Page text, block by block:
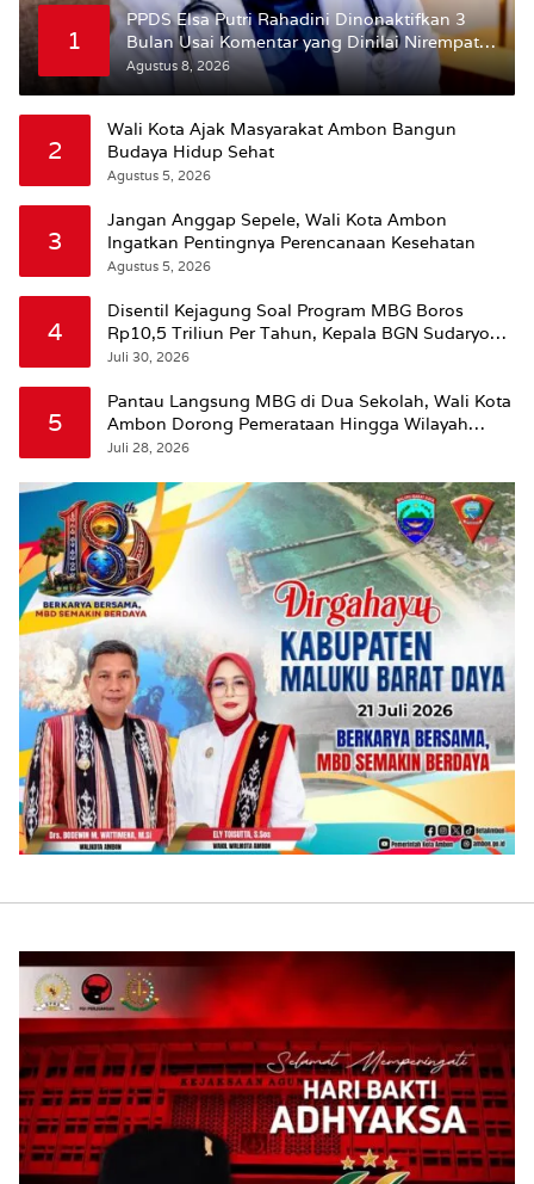
1
PPDS Elsa Putri Rahadini Dinonaktifkan 3
Bulan Usai Komentar yang Dinilai Nirempati
ke Pasien BPJS
Agustus 8, 2026
2
Wali Kota Ajak Masyarakat Ambon Bangun
Budaya Hidup Sehat
Agustus 5, 2026
3
Jangan Anggap Sepele, Wali Kota Ambon
Ingatkan Pentingnya Perencanaan Kesehatan
Agustus 5, 2026
4
Disentil Kejagung Soal Program MBG Boros
Rp10,5 Triliun Per Tahun, Kepala BGN Sudaryono
Beri Penjelasan
Juli 30, 2026
5
Pantau Langsung MBG di Dua Sekolah, Wali Kota
Ambon Dorong Pemerataan Hingga Wilayah
Leitimur Selatan
Juli 28, 2026